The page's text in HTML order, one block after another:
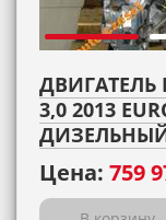
ДВИГАТЕЛЬ
3,0 2013
Цена: 759